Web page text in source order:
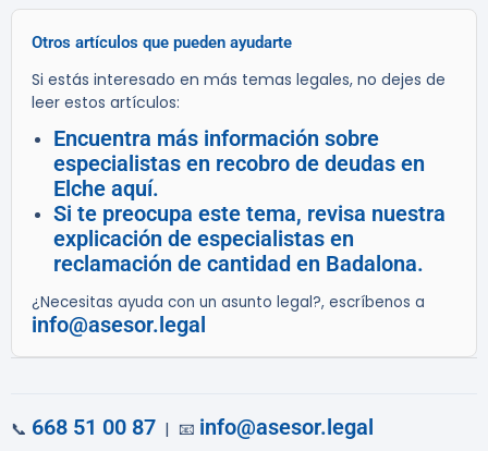
Otros artículos que pueden ayudarte
Si estás interesado en más temas legales, no dejes de
leer estos artículos:
Encuentra más información sobre
especialistas en recobro de deudas en
Elche aquí.
Si te preocupa este tema, revisa nuestra
explicación de especialistas en
reclamación de cantidad en Badalona.
¿Necesitas ayuda con un asunto legal?, escríbenos a
info@asesor.legal
📞 668 51 00 87 | 📧 info@asesor.legal